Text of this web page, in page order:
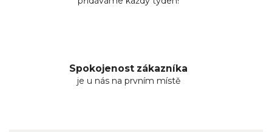
Spokojenost zákazníka
je u nás na prvním místě